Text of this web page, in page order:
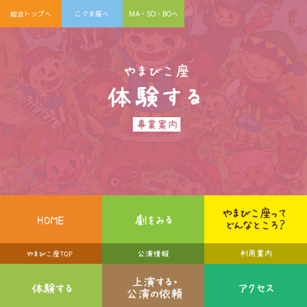
総合トップへ こぐま座へ MA・SO・BOへ